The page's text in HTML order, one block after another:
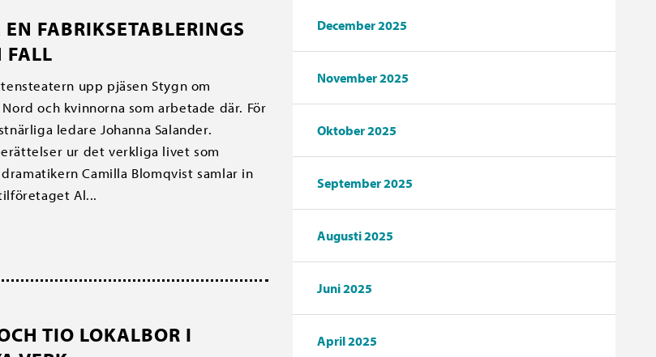
FABRIKSETABLERINGS
FALL
upp pjäsen Stygn om
och kvinnorna som arbetade där. För
ledare Johanna Salander.
ur det verkliga livet som
Camilla Blomqvist samlar in
Al...
TIO LOKALBOR I
December 2025
November 2025
Oktober 2025
September 2025
Augusti 2025
Juni 2025
April 2025